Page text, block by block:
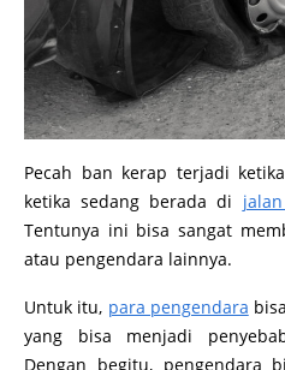
Pecah ban kerap terjadi
ketika sedang berada di
Tentunya ini bisa sangat
atau pengendara lainnya.
Untuk itu, para pengendara
yang bisa menjadi
Dengan begitu, pengendara